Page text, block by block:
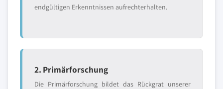
endgültigen Erkenntnissen aufrechterhalten.
2. Primärforschung
Die Primärforschung bildet das Rückgrat unserer